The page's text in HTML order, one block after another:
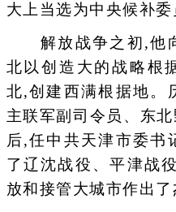
大上当选为中央候补委
解放战争之初,他向
北以创造大的战略根
北,创建西满根据地。
主联军副司令员、东
后,任中共天津市委书
了辽沈战役、平津战
放和接管大城市作出了